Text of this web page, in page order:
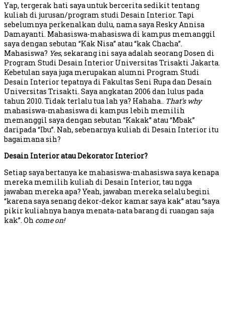
Yap, tergerak hati saya untuk bercerita sedikit tentang
kuliah di jurusan/program studi Desain Interior. Tapi
sebelumnya perkenalkan dulu, nama saya Resky Annisa
Damayanti. Mahasiswa-mahasiswa di kampus memanggil
saya dengan sebutan “Kak Nisa” atau “kak Chacha”.
Mahasiswa? Yes, sekarang ini saya adalah seorang Dosen di
Program Studi Desain Interior Universitas Trisakti Jakarta.
Kebetulan saya juga merupakan alumni Program Studi
Desain Interior tepatnya di Fakultas Seni Rupa dan Desain
Universitas Trisakti. Saya angkatan 2006 dan lulus pada
tahun 2010. Tidak terlalu tua lah ya? Hahaha.. That’s why
mahasiswa-mahasiswa di kampus lebih memilih
memanggil saya dengan sebutan “Kakak” atau “Mbak”
daripada “Ibu”. Nah, sebenarnya kuliah di Desain Interior itu
bagaimana sih?
Desain Interior atau Dekorator Interior?
Setiap saya bertanya ke mahasiswa-mahasiswa saya kenapa
mereka memilih kuliah di Desain Interior, tau ngga
jawaban mereka apa? Yeah, jawaban mereka selalu begini
“karena saya senang dekor-dekor kamar saya kak” atau “saya
pikir kuliahnya hanya menata-nata barang di ruangan saja
kak”. Oh come on!